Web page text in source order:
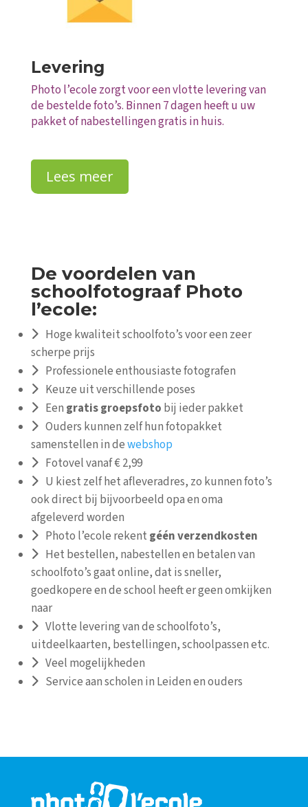
Levering
Photo l’ecole zorgt voor een vlotte levering van
de bestelde foto’s. Binnen 7 dagen heeft u uw
pakket of nabestellingen gratis in huis.
Lees meer
De voordelen van
schoolfotograaf Photo
l’ecole:
Hoge kwaliteit schoolfoto’s voor een zeer
scherpe prijs
Professionele enthousiaste fotografen
Keuze uit verschillende poses
Een gratis groepsfoto bij ieder pakket
Ouders kunnen zelf hun fotopakket
samenstellen in dewebshop
Fotovel vanaf € 2,99
U kiest zelf het afleveradres, zo kunnen foto’s
ook direct bij bijvoorbeeld opa en oma
afgeleverd worden
Photo l’ecole rekent géénverzendkosten
Het bestellen, nabestellen en betalen van
schoolfoto’s gaat online, dat is sneller,
goedkopere en de school heeft er geen omkijken
naar
Vlotte levering van de schoolfoto’s,
uitdeelkaarten, bestellingen, schoolpassen etc.
Veel mogelijkheden
Service aan scholen in Leiden en ouders